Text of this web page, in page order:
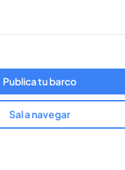
Publica tu barco
Sal a navegar